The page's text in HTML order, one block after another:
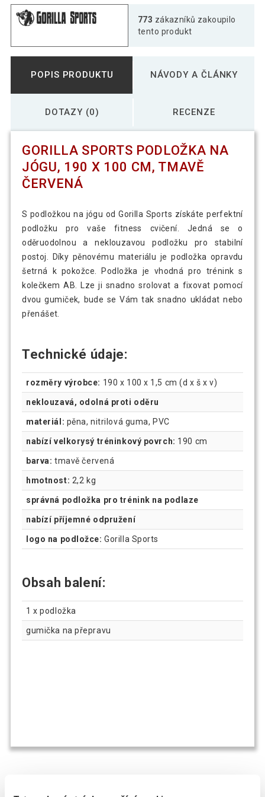
Gorilla Sports Podložka na jógu, 190 x
684 Kč
100 cm, šedá
767 Kč
Gorilla Sports Podložka na jógu, 190 x
Gorilla Sports Podložka na jógu, 190 x
100 cm, zelená
Gorilla Sports Podložka na jógu, 190x100
cm, královská modrá
747 Kč
773 zákazníků zakoupilo
tento produkt
POPIS PRODUKTU NÁVODY A ČLÁNKY
DOTAZY (0) RECENZE
GORILLA SPORTS PODLOŽKA NA
JÓGU, 190 X 100 CM, TMAVĚ
ČERVENÁ
S podložkou na jógu od Gorilla Sports získáte perfektní
podložku pro vaše fitness cvičení. Jedná se o
oděruodolnou a neklouzavou podložku pro stabilní
postoj. Díky pěnovému materiálu je podložka opravdu
šetrná k pokožce. Podložka je vhodná pro trénink s
kolečkem AB. Lze ji snadno srolovat a fixovat pomocí
dvou gumiček, bude se Vám tak snadno ukládat nebo
přenášet.
Technické údaje:
rozměry výrobce: 190 x 100 x 1,5 cm (d x š x v)
neklouzavá, odolná proti oděru
materiál: pěna, nitrilová guma, PVC
nabízí velkorysý tréninkový povrch: 190 cm
barva: tmavě červená
hmotnost: 2,2 kg
správná podložka pro trénink na podlaze
nabízí příjemné odpružení
logo na podložce: Gorilla Sports
Obsah balení:
1 x podložka
gumička na přepravu